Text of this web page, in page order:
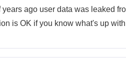
ago user data was leaked
is OK if you know what's up